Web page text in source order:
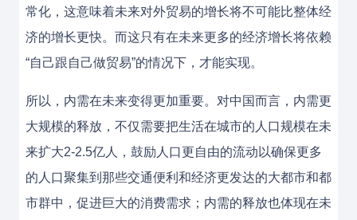
常化，这意味着未来对外贸易的增长将不可能比整体经
济的增长更快。而这只有在未来更多的经济增长将依赖
“自己跟自己做贸易”的情况下，才能实现。
所以，内需在未来变得更加重要。对中国而言，内需更
大规模的释放，不仅需要把生活在城市的人口规模在未
来扩大2-2.5亿人，鼓励人口更自由的流动以确保更多
的人口聚集到那些交通便利和经济更发达的大都市和都
市群中，促进巨大的消费需求；内需的释放也体现在未